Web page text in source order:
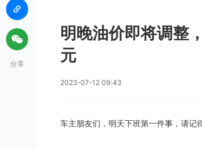
明晚油价即将调整
元
2023-07-12 09:43
车主朋友们，明天下班第一件事，请记
分享